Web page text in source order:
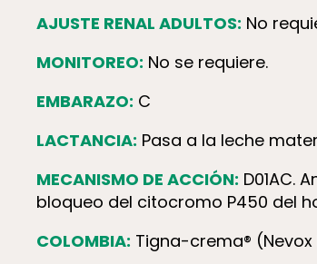
AJUSTE RENAL ADULTOS: No
MONITOREO: No se requiere.
EMBARAZO: C
LACTANCIA: Pasa a la leche
MECANISMO DE ACCIÓN: D01AC.
bloqueo del citocromo P450 del
COLOMBIA: Tigna-crema® (Nevox